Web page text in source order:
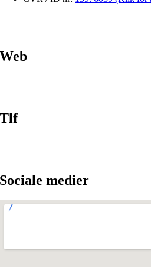
Web
Tlf
Sociale medier